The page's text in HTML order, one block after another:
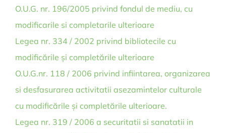
O.U.G. nr. 196/2005 privind fondul de mediu, cu
modificarile si completarile ulterioare
Legea nr. 334 / 2002 privind bibliotecile cu
modificările și completările ulterioare
O.U.G.nr. 118 / 2006 privind infiintarea, organizarea
si desfasurarea activitatii asezamintelor culturale
cu modificările și completările ulterioare.
Legea nr. 319 / 2006 a securitatii si sanatatii in